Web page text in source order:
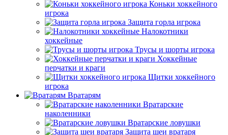
Коньки хоккейного
игрока
Защита горла игрока
Налокотники
хоккейные
Трусы и шорты игрока
Хоккейные
перчатки и краги
Щитки хоккейного
игрока
Вратарям
Вратарские
наколенники
Вратарские ловушки
Защита шеи вратаря